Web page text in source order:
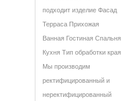
подходит изделие Фасад
Терраса Прихожая
Ванная Гостиная Спальня
Кухня Тип обработки края
Мы производим
ректифицированный и
неректифицированный